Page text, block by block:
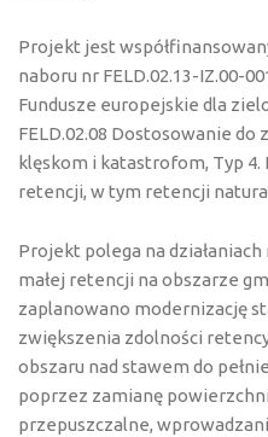
Projekt jest
naboru nr FELD.02.13-IZ.00-
Fundusze europejskie dla
FELD.02.08 Dostosowanie
klęskom i katastrofom, Typ 4.
retencji, w tym retencji
Projekt polega na
małej retencji na obszarze
zaplanowano modernizację
zwiększenia zdolności
obszaru nad stawem do
poprzez zamianę
przepuszczalne,